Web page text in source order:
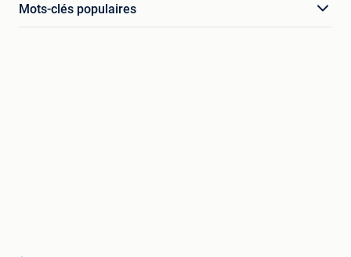
Mots-clés populaires